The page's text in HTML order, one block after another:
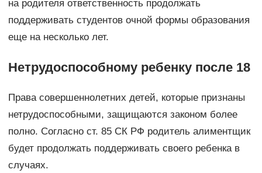
на родителя ответственность продолжать
поддерживать студентов очной формы образования
еще на несколько лет.
Нетрудоспособному ребенку после 18
Права совершеннолетних детей, которые признаны
нетрудоспособными, защищаются законом более
полно. Согласно ст. 85 СК РФ родитель алиментщик
будет продолжать поддерживать своего ребенка в
случаях.